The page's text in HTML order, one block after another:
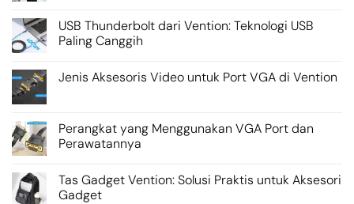
USB Thunderbolt dari Vention: Teknologi USB
Paling Canggih
Jenis Aksesoris Video untuk Port VGA di Vention
Perangkat yang Menggunakan VGA Port dan
Perawatannya
Tas Gadget Vention: Solusi Praktis untuk Aksesori
Gadget